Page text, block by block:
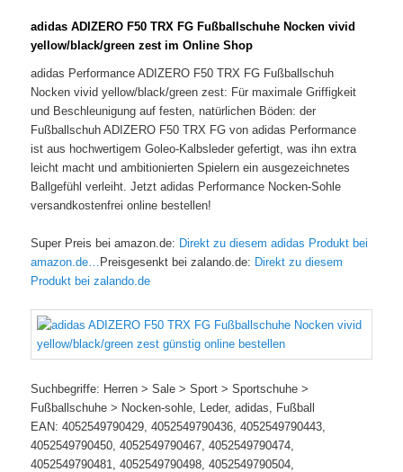
adidas ADIZERO F50 TRX FG Fußballschuhe Nocken vivid
yellow/black/green zest im Online Shop
adidas Performance ADIZERO F50 TRX FG Fußballschuh
Nocken vivid yellow/black/green zest: Für maximale Griffigkeit
und Beschleunigung auf festen, natürlichen Böden: der
Fußballschuh ADIZERO F50 TRX FG von adidas Performance
ist aus hochwertigem Goleo-Kalbsleder gefertigt, was ihn extra
leicht macht und ambitionierten Spielern ein ausgezeichnetes
Ballgefühl verleiht. Jetzt adidas Performance Nocken-Sohle
versandkostenfrei online bestellen!
Super Preis bei amazon.de: Direkt zu diesem adidas Produkt bei
amazon.de… Preisgesenkt bei zalando.de: Direkt zu diesem
Produkt bei zalando.de
Suchbegriffe: Herren > Sale > Sport > Sportschuhe >
Fußballschuhe > Nocken-sohle, Leder, adidas, Fußball
EAN: 4052549790429, 4052549790436, 4052549790443,
4052549790450, 4052549790467, 4052549790474,
4052549790481, 4052549790498, 4052549790504,